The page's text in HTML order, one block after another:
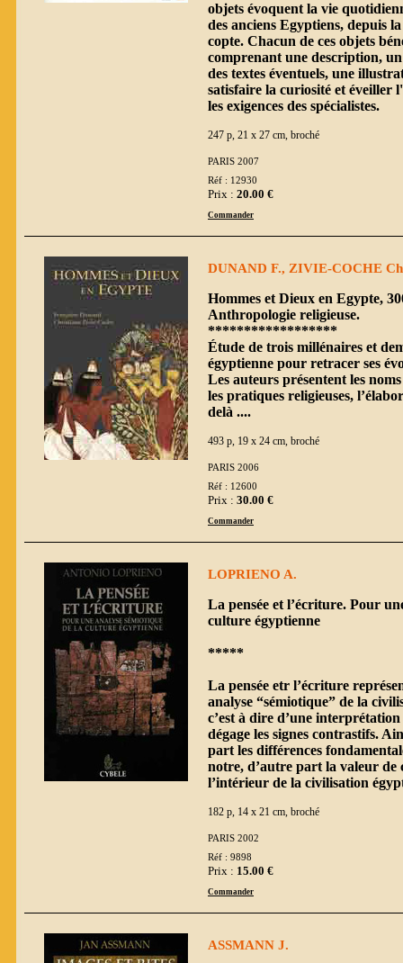
objets évoquent la vie
des anciens Egyptiens, depuis
copte. Chacun de ces objets
comprenant une description,
des textes éventuels, une
satisfaire la curiosité et éveiller
les exigences des spécialistes.
247 p, 21 x 27 cm, broché
PARIS 2007
Réf : 12930
Prix : 20.00 €
Commander
DUNAND F., ZIVIE-COCHE
Hommes et Dieux en Egypte,
Anthropologie religieuse.
******************
Étude de trois millénaires et
égyptienne pour retracer ses
Les auteurs présentent les
les pratiques religieuses,
delà ....
493 p, 19 x 24 cm, broché
PARIS 2006
Réf : 12600
Prix : 30.00 €
Commander
LOPRIENO A.
La pensée et l’écriture. Pour
culture égyptienne
*****
La pensée etr l’écriture
analyse “sémiotique” de la
c’est à dire d’une
dégage les signes contrastifs.
part les différences
notre, d’autre part la valeur de
l’intérieur de la civilisation
182 p, 14 x 21 cm, broché
PARIS 2002
Réf : 9898
Prix : 15.00 €
Commander
ASSMANN J.